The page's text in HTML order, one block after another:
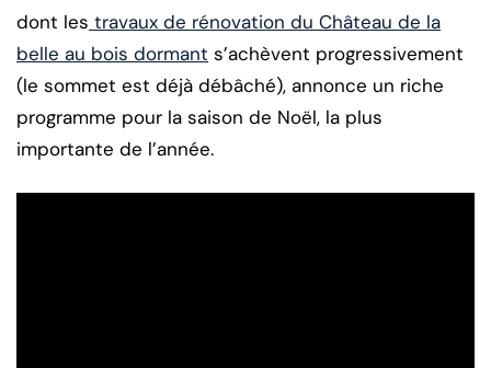
dont les travaux de rénovation du Château de la
belle au bois dormant s’achèvent progressivement
(le sommet est déjà débâché), annonce un riche
programme pour la saison de Noël, la plus
importante de l’année.